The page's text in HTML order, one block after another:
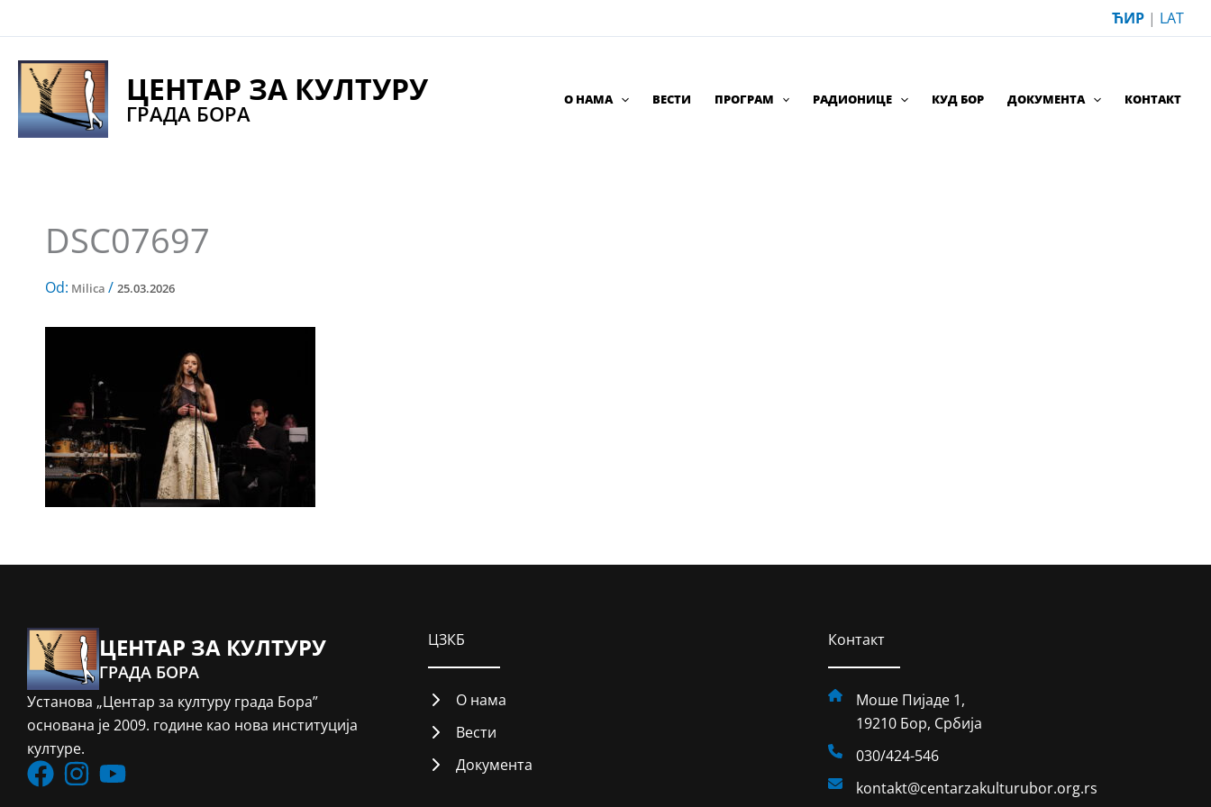
na
sadržaj
ЋИР | LAT
ЦЕНТАР ЗА КУЛТУРУ
ГРАДА БОРА
О НАМА ВЕСТИ ПРОГРАМ РАДИОНИЦЕ КУД БОР ДОКУМЕНТА КОНТАКТ
DSC07697
Od: Milica / 25.03.2026
ЦЕНТАР ЗА КУЛТУРУ
ГРАДА БОРА
Установа „Центар за културу града Бора”
основана је 2009. године као нова институција
културе.
ЦЗКБ
О нама
Вести
Документа
Контакт
Моше Пијаде 1,
19210 Бор, Србија
030/424-546
kontakt@centarzakulturubor.org.rs